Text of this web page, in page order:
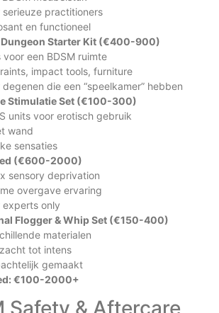
serieuze practitioners
en functioneel
Starter Kit (€400-900)
voor een BDSM ruimte
impact tools, furniture
degenen die een “speelkamer” hebben
Stimulatie Set (€100-300)
units voor erotisch gebruik
wand
sensaties
(€600-2000)
sensory deprivation
overgave ervaring
experts only
Flogger & Whip Set (€150-400)
materialen
tot intens
gemaakt
€100-2000+
Safety & Aftercare